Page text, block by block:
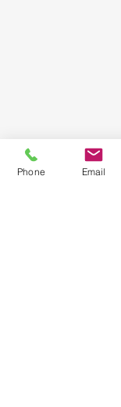
Phone Email